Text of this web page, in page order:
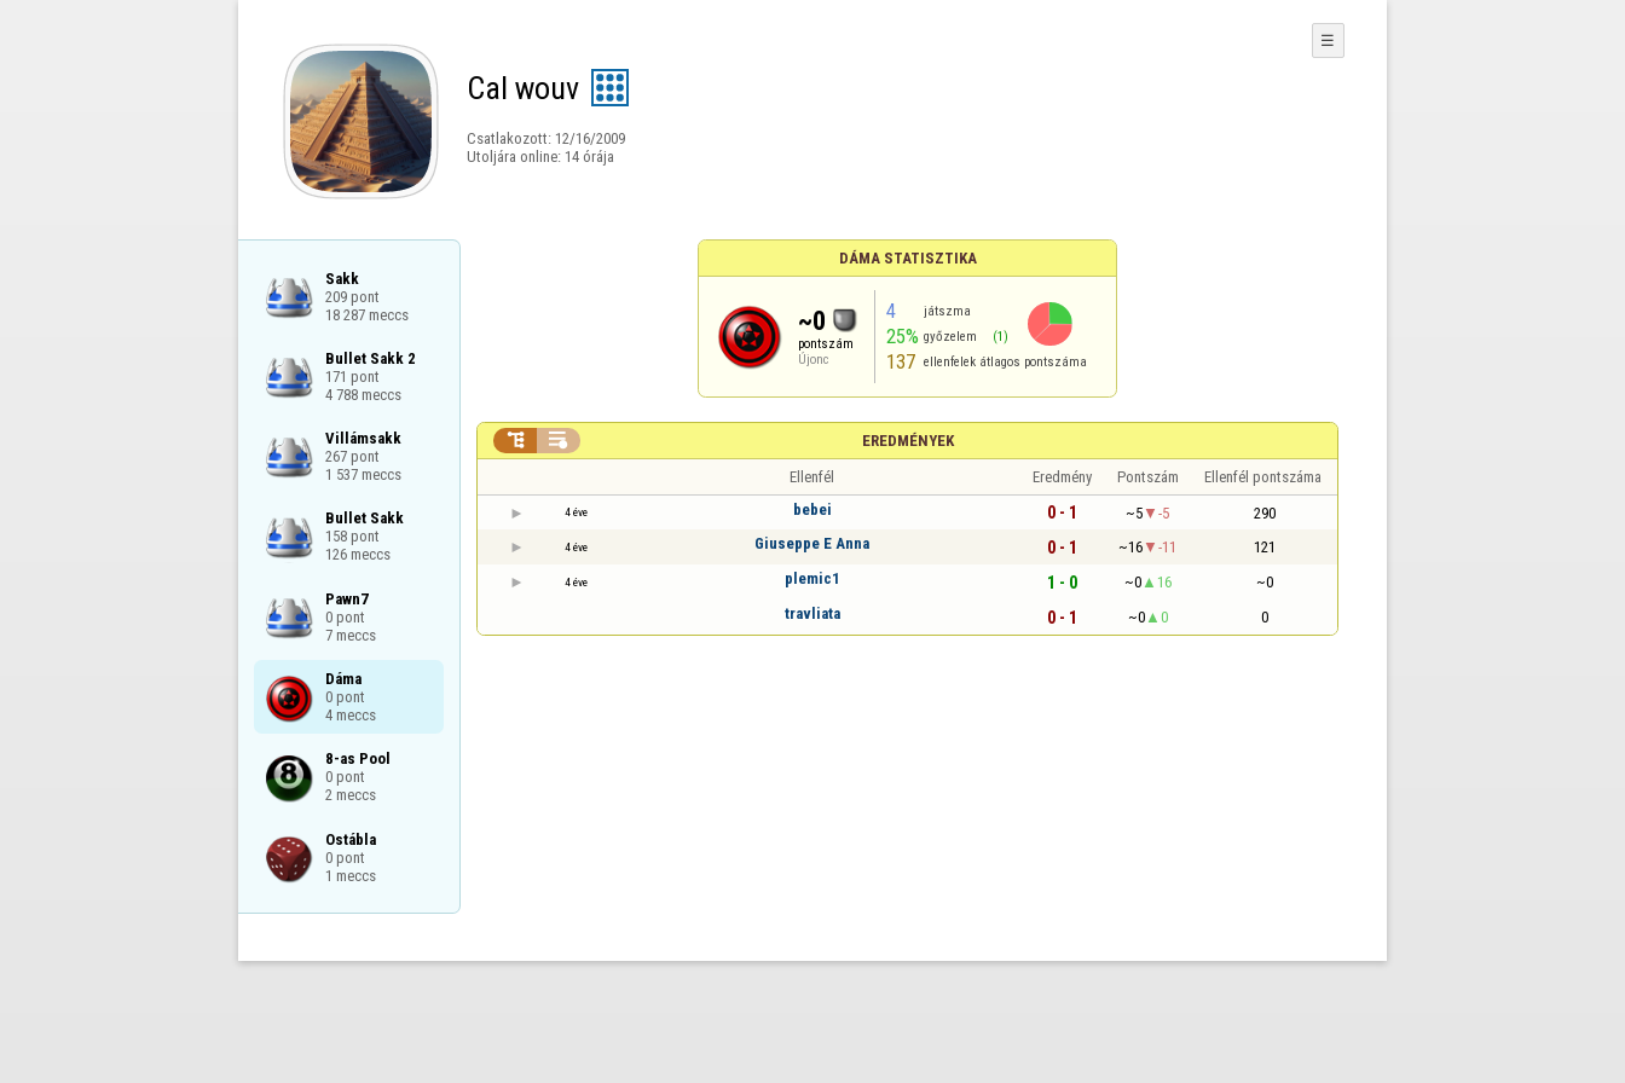
Cal wouv
Csatlakozott: 12/16/2009
Utoljára online: 14 órája
☰
Sakk
209 pont
18 287 meccs
Bullet Sakk 2
171 pont
4 788 meccs
Villámsakk
267 pont
1 537 meccs
Bullet Sakk
158 pont
126 meccs
Pawn7
0 pont
7 meccs
Dáma
0 pont
4 meccs
8-as Pool
0 pont
2 meccs
Ostábla
0 pont
1 meccs
DÁMA STATISZTIKA
~0
pontszám
Újonc
4 játszma
25% győzelem (1)
137 ellenfelek átlagos pontszáma
EREDMÉNYEK
 
Ellenfél Eredmény Pontszám Ellenfél pontszáma
4 éve bebei 0 - 1 ~5 -5 290
4 éve Giuseppe E Anna 0 - 1 ~16 -11 121
4 éve plemic1 1 - 0 ~0 16
~0
travliata
0 - 1 ~0 0 0